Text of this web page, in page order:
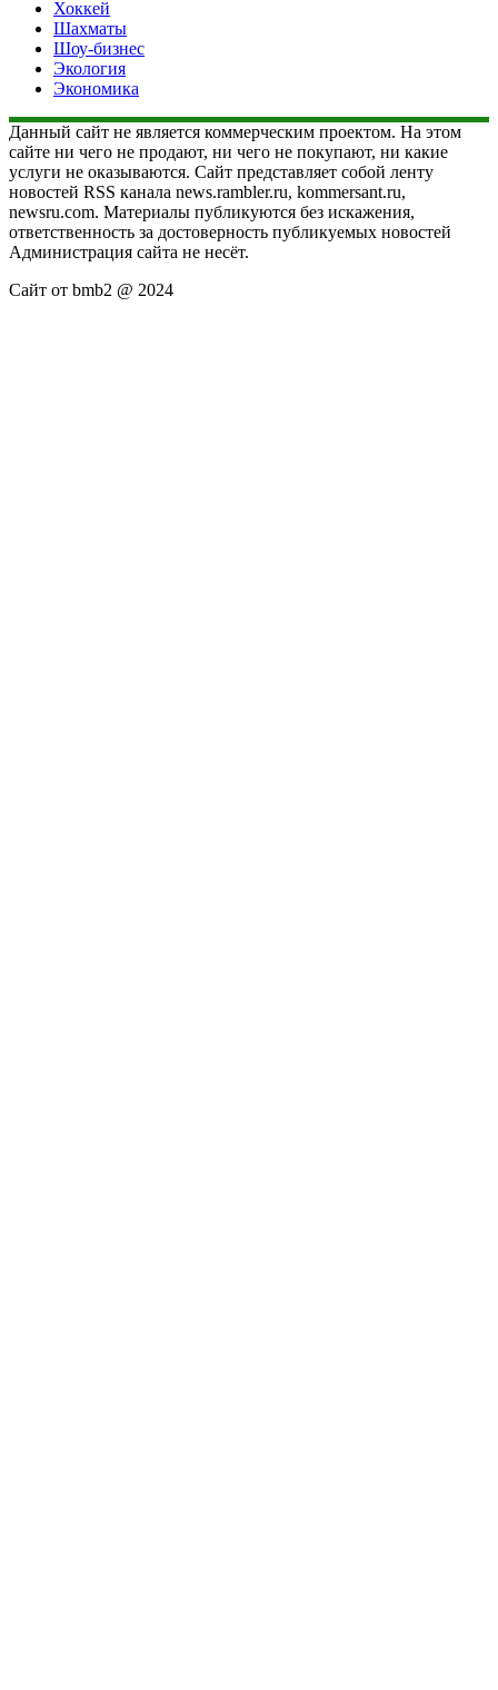
Хоккей
Шахматы
Шоу-бизнес
Экология
Экономика
Данный сайт не является коммерческим проектом. На этом
сайте ни чего не продают, ни чего не покупают, ни какие
услуги не оказываются. Сайт представляет собой ленту
новостей RSS канала news.rambler.ru, kommersant.ru,
newsru.com. Материалы публикуются без искажения,
ответственность за достоверность публикуемых новостей
Администрация сайта не несёт.
Сайт от bmb2 @ 2024